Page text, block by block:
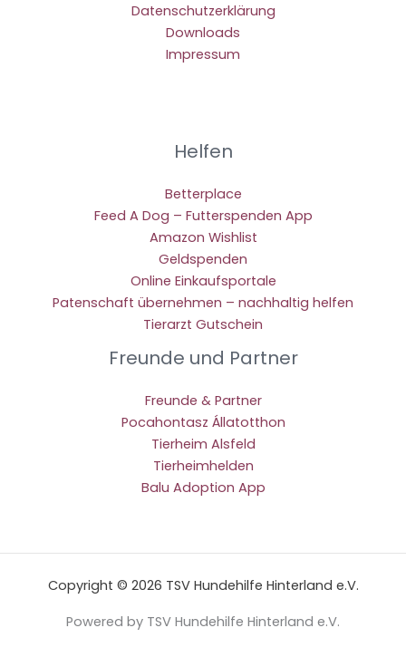
Datenschutzerklärung
Downloads
Impressum
Helfen
Betterplace
Feed A Dog – Futterspenden App
Amazon Wishlist
Geldspenden
Online Einkaufsportale
Patenschaft übernehmen – nachhaltig helfen
Tierarzt Gutschein
Freunde und Partner
Freunde & Partner
Pocahontasz Állatotthon
Tierheim Alsfeld
Tierheimhelden
Balu Adoption App
Copyright © 2026 TSV Hundehilfe Hinterland e.V.
Powered by TSV Hundehilfe Hinterland e.V.